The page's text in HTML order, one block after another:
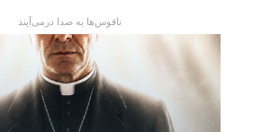
ناقوس‌ها به صدا در‌می‌آیند